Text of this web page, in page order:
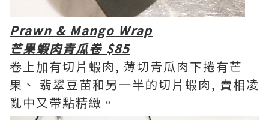
Prawn & Mango Wrap
芒果蝦肉青瓜卷 $85
卷上加有切片蝦肉, 薄切青瓜肉下捲有芒
果、 翡翠豆苗和另一半的切片蝦肉, 賣相凌
亂中又帶點精緻。